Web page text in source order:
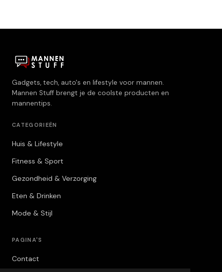
Gadgets, tech, auto's en lifestyle voor mannen.
Mannen Stuff brengt je de coolste producten en
mannentips.
CATEGORIEËN
Huis & Lifestyle
Fitness & Sport
Gezondheid & Verzorging
Eten & Drinken
Mode & Stijl
PAGINA'S
Contact